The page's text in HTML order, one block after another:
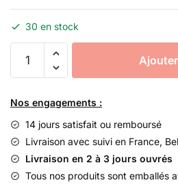
30 en stock
MING
-
Semen
Cassiae
Torae
Nos engagements :
14 jours satisfait ou remboursé
Livraison avec suivi en France,
Livraison en 2 à 3 jours ouvrés
Tous nos produits sont emballés